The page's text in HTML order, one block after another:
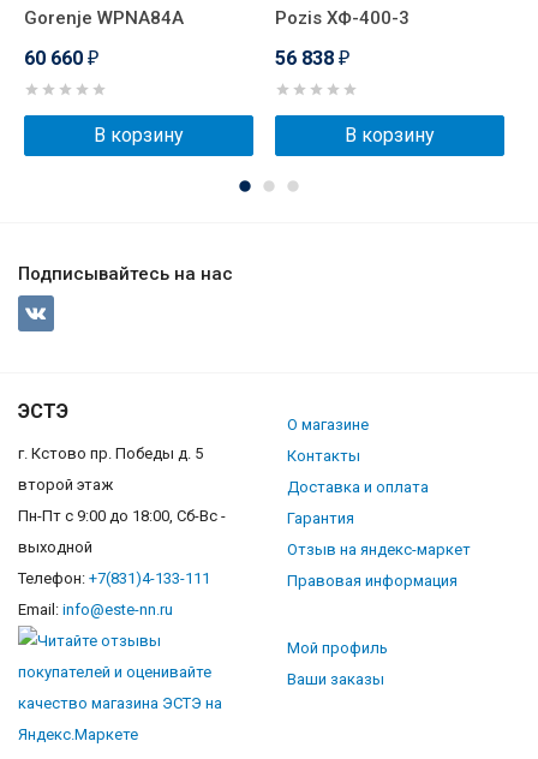
Gorenje WPNA84A
60 660 ₽
В корзину
Pozis ХФ-400-3
56 838 ₽
В корзину
Подписывайтесь на нас
ЭСТЭ
г. Кстово пр. Победы д. 5
второй этаж
Пн-Пт с 9:00 до 18:00, Сб-Вс -
выходной
Телефон: +7(831)4-133-111
Email: info@este-nn.ru
О магазине
Контакты
Доставка и оплата
Гарантия
Отзыв на яндекс-маркет
Правовая информация
Мой профиль
Ваши заказы